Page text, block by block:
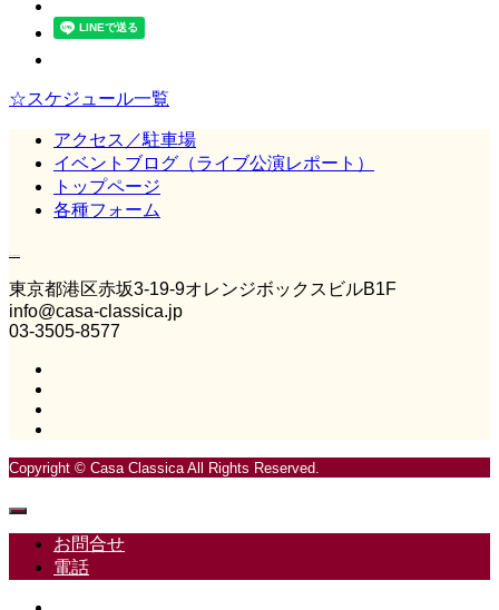
☆スケジュール一覧
アクセス／駐車場
イベントブログ（ライブ公演レポート）
トップページ
各種フォーム
東京都港区赤坂3‐19‐9オレンジボックスビルB1F
info@casa-classica.jp
03-3505-8577
Copyright © Casa Classica All Rights Reserved.
お問合せ
電話